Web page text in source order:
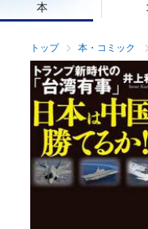
本
トップ 本・コミック